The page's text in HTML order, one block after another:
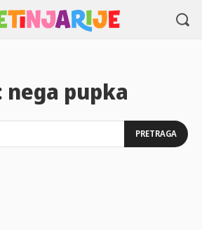
nega pupka
PRETRAGA